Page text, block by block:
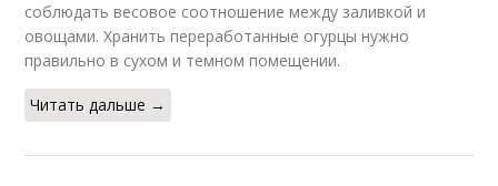
соблюдать весовое соотношение между заливкой и
овощами. Хранить переработанные огурцы нужно
правильно в сухом и темном помещении.
Читать дальше →